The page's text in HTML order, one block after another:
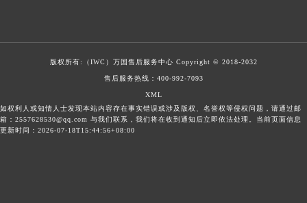
版权所有:（IWC） 万国售后服务中心 Copyright © 2018-2032
售后服务热线： 400-992-7093
XML
如权利人或知情人士发现本站内容存在事实错误或涉及版权、名誉权等侵权问题，请通过邮
箱：2557628530@qq.com 与我们联系，我们将在收到通知后立即依法处理。当前页面信息
更新时间：2026-07-18T15:44:56+08:00